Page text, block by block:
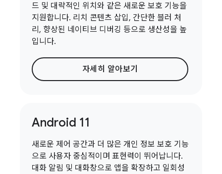
드 및 대략적인 위치와 같은 새로운 보호 기능을
지원합니다. 리치 콘텐츠 삽입, 간단한 블러 처
리, 향상된 네이티브 디버깅 등으로 생산성을 높
입니다.
자세히 알아보기
Android 11
새로운 제어 공간과 더 많은 개인 정보 보호 기능
으로 사용자 중심적이며 표현력이 뛰어납니다.
대화 알림 및 대화창으로 앱을 확장하고 일회성